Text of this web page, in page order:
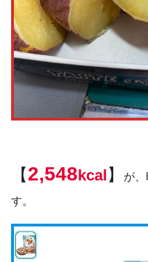
【2,548 kcal 】 が
す。